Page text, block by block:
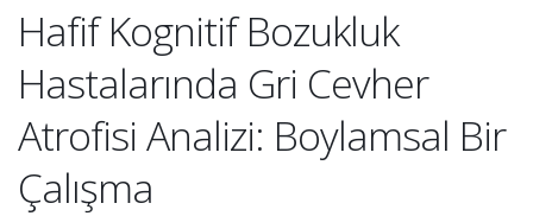
Hafif Kognitif Bozukluk
Hastalarında Gri Cevher
Atrofisi Analizi: Boylamsal Bir
Çalışma